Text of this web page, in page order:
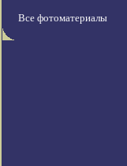
Все фотоматериалы